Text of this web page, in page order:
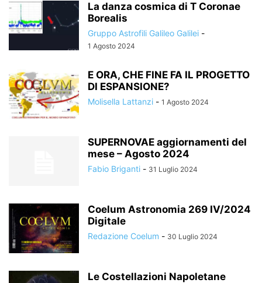
La danza cosmica di T Coronae
Borealis
Gruppo Astrofili Galileo Galilei -
1 Agosto 2024
E ORA, CHE FINE FA IL PROGETTO
DI ESPANSIONE?
Molisella Lattanzi - 1 Agosto 2024
SUPERNOVAE aggiornamenti del
mese – Agosto 2024
Fabio Briganti - 31 Luglio 2024
Coelum Astronomia 269 IV/2024
Digitale
Redazione Coelum - 30 Luglio 2024
Le Costellazioni Napoletane